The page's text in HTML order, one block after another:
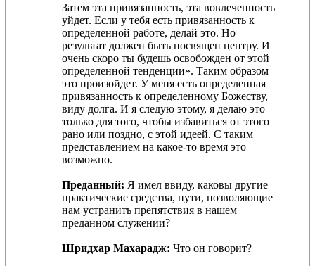
Затем эта привязанность, эта вовлеченность
уйдет. Если у тебя есть привязанность к
определенной работе, делай это. Но
результат должен быть посвящен центру. И
очень скоро ты будешь освобожден от этой
определенной тенденции». Таким образом
это произойдет. У меня есть определенная
привязанность к определенному Божеству,
виду долга. И я следую этому, я делаю это
только для того, чтобы избавиться от этого
рано или поздно, с этой идеей. С таким
представлением на какое-то время это
возможно.
Преданный: Я имел ввиду, каковы другие
практические средства, пути, позволяющие
нам устранить препятствия в нашем
преданном служении?
Шридхар Махарадж: Что он говорит?